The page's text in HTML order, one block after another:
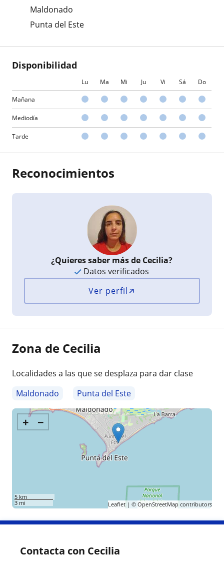
Maldonado
Punta del Este
Disponibilidad
Lu Ma Mi Ju Vi Sá Do
Mañana
Mediodía
Tarde
Reconocimientos
¿Quieres saber más de Cecilia?
Datos verificados
Ver perfil
Zona de Cecilia
Localidades a las que se desplaza para dar clase
Maldonado
Punta del Este
+ −
5 km
3 mi
Leaflet| © OpenStreetMap contributors
Contacta con Cecilia